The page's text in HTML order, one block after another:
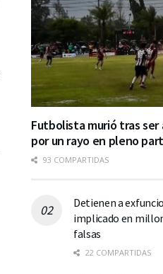
Futbolista murió tras ser
por un rayo en pleno
93 COMPARTIDAS
Detienen a
implicado en
falsas
22 COMPARTIDAS